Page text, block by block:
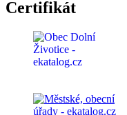
Certifikát